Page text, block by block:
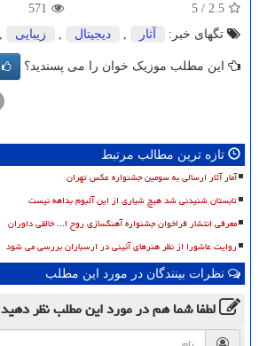
2.5
/
5
571
تگهای خبر:
آثار دیجیتال زیبایی
این مطلب موزیک خوان را می پسندید؟
تازه ترین مطالب مرتبط
آمار آثار ارسالی به سومین جشنواره عکس تهران
تابستان شنیدنی شد هیچ شیاری از این آلبوم بداهه نیست
معرفی انتشار فراخوان جشنواره آهنگسازی روح ا... خالقی داوران
روایت عاشورا از نظر هنرهای آئینی در ارسباران بررسی می شود
نظرات بینندگان در مورد این مطلب
لطفا شما همدر مورد این مطلبنظر دهید